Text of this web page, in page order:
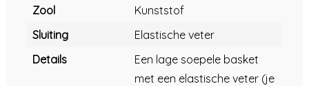
Zool
Kunststof
Sluiting
Elastische veter
Details
Een lage soepele basket
met een elastische veter (je